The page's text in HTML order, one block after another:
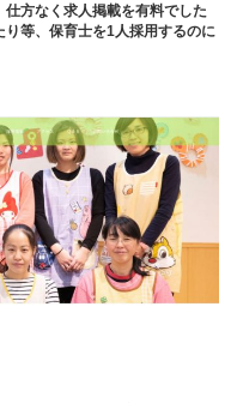
仕方なく求人掲載を有料でした
等、保育士を1人採用するのに